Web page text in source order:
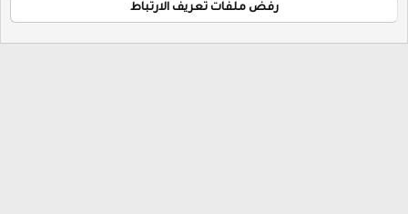
S
®
رفض ملفات تعريف الارتباط